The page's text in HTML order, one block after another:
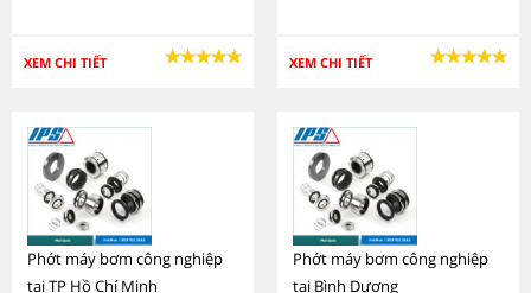
XEM CHI TIẾT XEM CHI TIẾT
Phớt máy bơm công nghiệp
tại TP Hồ Chí Minh
Phớt máy bơm công nghiệp
tại Bình Dương